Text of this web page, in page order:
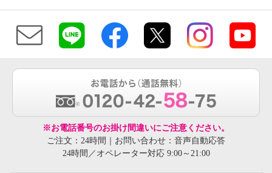
※お電話番号のお掛け間違いにご注意ください。
ご注文：24時間｜お問い合わせ：音声自動応答
24時間／オペレーター対応 9:00～21:00